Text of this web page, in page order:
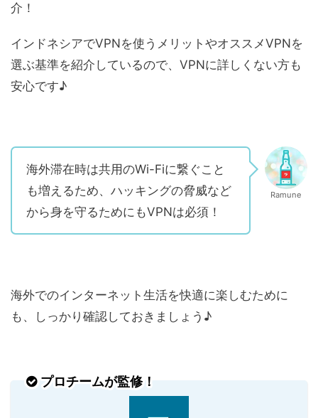
介！
インドネシアでVPNを使うメリットやオススメVPNを
選ぶ基準を紹介しているので、VPNに詳しくない方も
安心です♪
海外滞在時は共用のWi-Fiに繋ぐこと
も増えるため、ハッキングの脅威など
から身を守るためにもVPNは必須！
Ramune
海外でのインターネット生活を快適に楽しむために
も、しっかり確認しておきましょう♪
プロチームが監修！